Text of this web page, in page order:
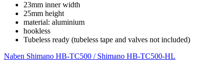
23mm inner width
25mm height
material: aluminium
hookless
Tubeless ready (tubeless tape and valves not included)
Naben Shimano HB-TC500 / Shimano HB-TC500-HL